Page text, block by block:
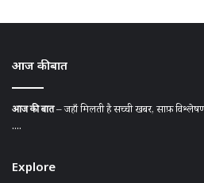
आज की बात
आज की बात– जहाँ मिलती है सच्ची खबर, साफ़ विश्लेषण
....
Explore